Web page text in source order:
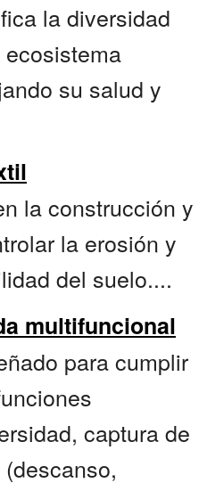
la diversidad
su salud y
la construcción y
la erosión y
del suelo....
multifuncional
para cumplir
captura de